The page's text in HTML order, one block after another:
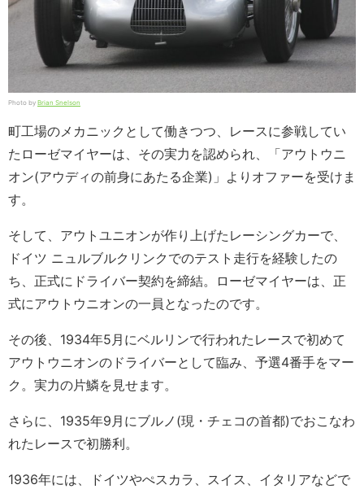
Photo by Brian Snelson
町工場のメカニックとして働きつつ、レースに参戦してい
たローゼマイヤーは、その実力を認められ、「アウトウニ
オン(アウディの前身にあたる企業)」よりオファーを受けま
す。
そして、アウトユニオンが作り上げたレーシングカーで、
ドイツ ニュルブルクリンクでのテスト走行を経験したの
ち、正式にドライバー契約を締結。ローゼマイヤーは、正
式にアウトウニオンの一員となったのです。
その後、1934年5月にベルリンで行われたレースで初めて
アウトウニオンのドライバーとして臨み、予選4番手をマー
ク。実力の片鱗を見せます。
さらに、1935年9月にブルノ(現・チェコの首都)でおこなわ
れたレースで初勝利。
1936年には、ドイツやぺスカラ、スイス、イタリアなどで